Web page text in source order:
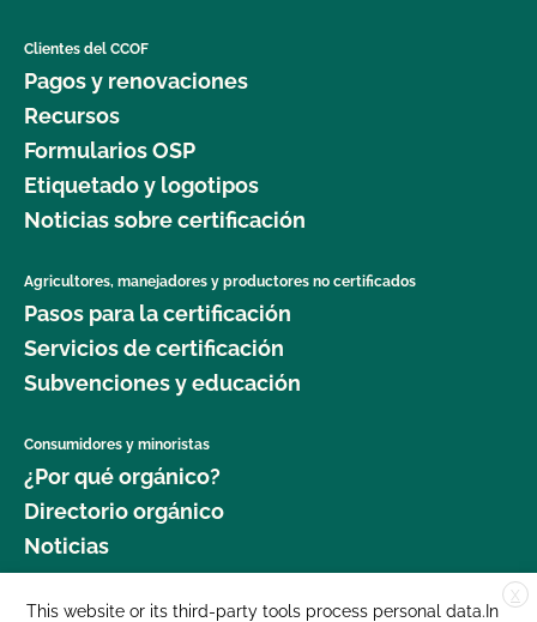
Clientes del CCOF
Pagos y renovaciones
Recursos
Formularios OSP
Etiquetado y logotipos
Noticias sobre certificación
Agricultores, manejadores y productores no certificados
Pasos para la certificación
Servicios de certificación
Subvenciones y educación
Consumidores y minoristas
¿Por qué orgánico?
Directorio orgánico
Noticias
Donar X
This website or its third-party tools process personal data.In